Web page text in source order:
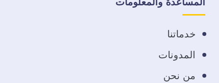
فيسبوك
خدماتنا
المدونات
من نحن